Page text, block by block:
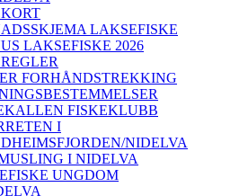
LAKSEFISKE
LAKSEFISKE 2026
FORHÅNDSTREKKING
FISKEKLUBB
I
NIDELVA
I NIDELVA
UNGDOM